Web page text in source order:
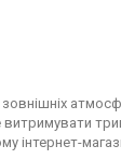
зовнішніх
інтернет-